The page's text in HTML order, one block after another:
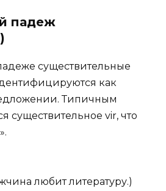
падеж
существительные
как
Типичным
существительное vir, что
любит литературу.)